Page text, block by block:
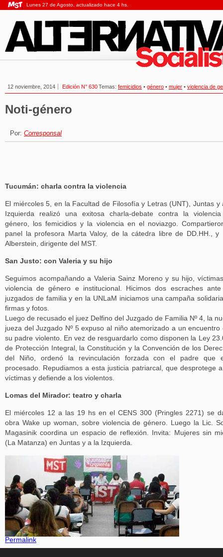
Lunes 27 de Agosto, actualizado hace 4 hs.
12 noviembre, 2014 Edición N° 630Temas: femicidios • género • mujer • violencia de
Noti-género
Por: Corresponsal
Tucumán: charla contra la violencia
El miércoles 5, en la Facultad de Filosofía y Letras (UNT), Juntas y
Izquierda realizó una exitosa charla-debate contra la
género, los femicidios y la violencia en el noviazgo.
panel la profesora Marta Valoy, de la cátedra libre de DD.HH., y
Alberstein, dirigente del MST.
San Justo: con Valeria y su hijo
Seguimos acompañando a Valeria Sainz Moreno y su hijo,
violencia de género e institucional. Hicimos dos escraches
juzgados de familia y en la UNLaM iniciamos una campaña
firmas y fotos.
Luego de recusado el juez Delfino del Juzgado de Familia Nº 4, la
jueza del Juzgado Nº 5 expuso al niño atemorizado a un encuentro
su padre violento. En vez de resguardarlo como disponen la Ley
de Protección Integral, la Constitución y la Convención de los
del Niño, ordenó la revinculación forzada con el padre que
procesado. Repudiamos a esta justicia patriarcal, que desprotege
víctimas y defiende a los violentos.
Lomas del Mirador: teatro y charla
El miércoles 12 a las 19 hs en el CENS 300 (Pringles 2271) se
obra Wake up woman, sobre violencia de género. Luego la Lic.
Magasinik coordina un espacio de reflexión. Invita: Mujeres sin
(La Matanza) en Juntas y a la Izquierda.
Permalink